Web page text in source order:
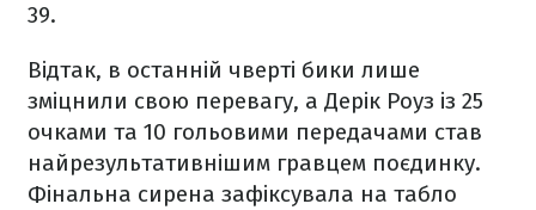
39.
Відтак, в останній чверті бики лише
зміцнили свою перевагу, а Дерік Роуз із 25
очками та 10 гольовими передачами став
найрезультативнішим гравцем поєдинку.
Фінальна сирена зафіксувала на табло